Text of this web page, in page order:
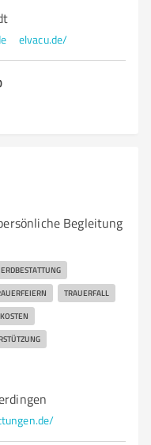
elvacu.de/
Begleitung
ERDBESTATTUNG
TRAUERFALL